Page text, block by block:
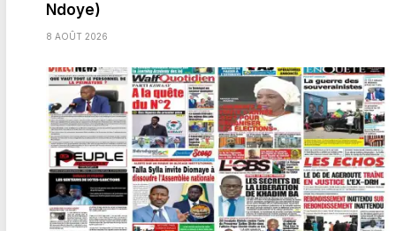
Ndoye)
8 AOÛT 2026